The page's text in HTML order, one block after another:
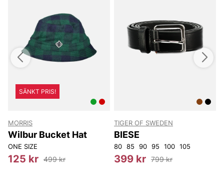
SÄNKT PRIS!
MORRIS
Wilbur Bucket Hat
ONE SIZE
125 kr 499 kr
TIGER OF SWEDEN
BIESE
80 85 90 95 100 105
399 kr 799 kr